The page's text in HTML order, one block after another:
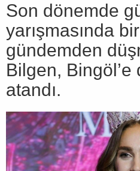
Son dönemde
yarışmasında
gündemden
Bilgen,
atandı.